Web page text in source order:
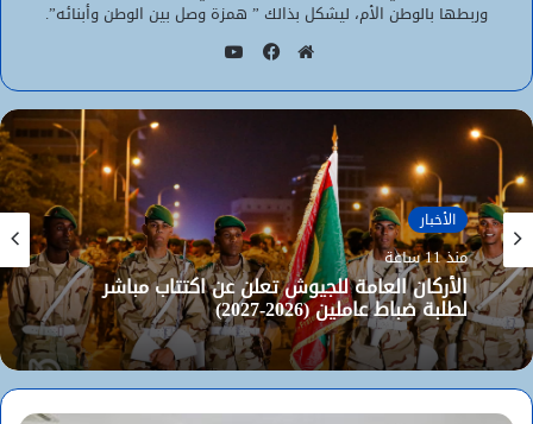
وربطها بالوطن الأم، ليشكل بذالك ” همزة وصل بين الوطن وأبنائه”.
الويب
الأخبار
منذ 11 ساعة
الأركان العامة للجيوش تعلن عن اكتتاب مباشر
لطلبة ضباط عاملين (2026-2027)